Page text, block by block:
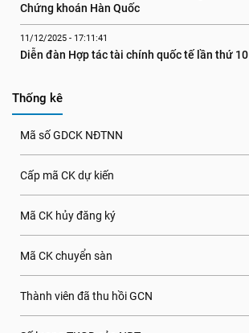
Chứng khoán Hàn Quốc
11/12/2025 - 17:11:41
Diễn đàn Hợp tác tài chính quốc tế lần thứ 10
Thống kê
Mã số GDCK NĐTNN
Cấp mã CK dự kiến
Mã CK hủy đăng ký
Mã CK chuyển sàn
Thành viên đã thu hồi GCN